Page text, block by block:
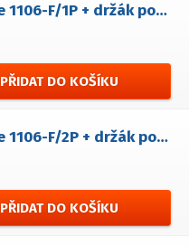
svorkovnice 1106-F/1P + držák pojistky
PŘIDAT DO KOŠÍKU
svorkovnice 1106-F/2P + držák pojistky
PŘIDAT DO KOŠÍKU